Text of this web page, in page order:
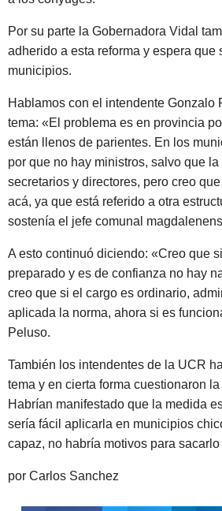
Por su parte la Gobernadora Vidal
adherido a esta reforma y espera que
municipios.
Hablamos con el intendente Gonzalo
tema: «El problema es en provincia
están llenos de parientes. En los
por que no hay ministros, salvo que
secretarios y directores, pero creo
acá, ya que está referido a otra
sostenía el jefe comunal
A esto continuó diciendo: «Creo que
preparado y es de confianza no hay
creo que si el cargo es ordinario,
aplicada la norma, ahora si es
Peluso.
También los intendentes de la UCR
tema y en cierta forma cuestionaron
Habrían manifestado que la medida
sería fácil aplicarla en municipios
capaz, no habría motivos para
por Carlos Sanchez